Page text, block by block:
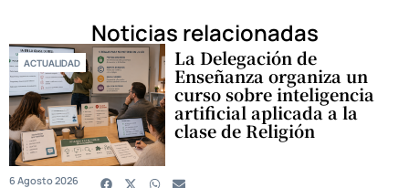
Noticias relacionadas
ACTUALIDAD La Delegación de
Enseñanza organiza un
curso sobre inteligencia
artificial aplicada a la
clase de Religión
6 Agosto 2026